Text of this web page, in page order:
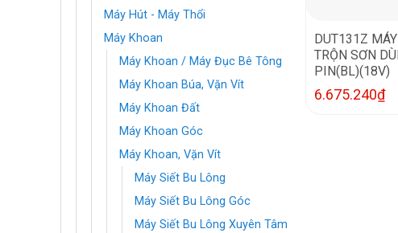
Máy Hút - Máy Thổi
Máy Khoan
Máy Khoan / Máy Đục Bê Tông
Máy Khoan Búa, Vặn Vít
Máy Khoan Đất
Máy Khoan Góc
Máy Khoan, Vặn Vít
Máy Siết Bu Lông
Máy Siết Bu Lông Góc
Máy Siết Bu Lông Xuyên Tâm
DUT131Z MÁY
TRỘN SƠN
PIN(BL)(18V)
6.675.240₫